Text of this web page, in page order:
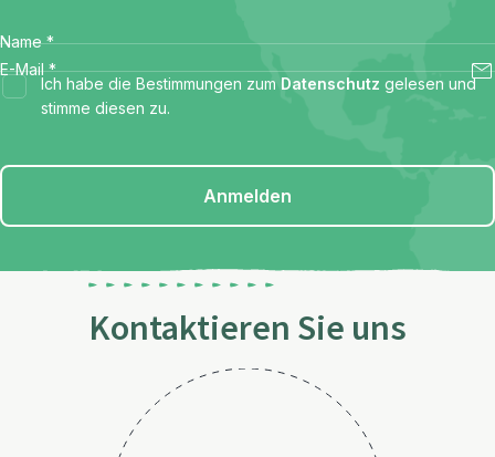
Name *
E-Mail *
Ich habe die Bestimmungen zum Datenschutz gelesen und
stimme diesen zu.
Anmelden
Kontaktieren Sie uns